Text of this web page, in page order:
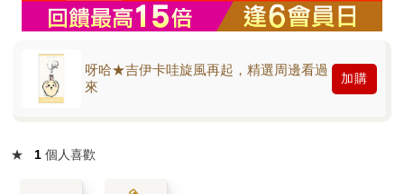
呀哈★吉伊卡哇旋風再起，精選周邊看過
來
加購
★ 1 個人喜歡